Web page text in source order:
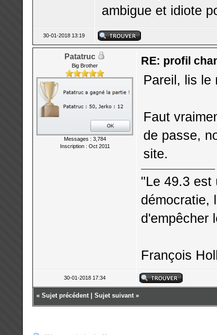
ambigue et idiote
30-01-2018 13:19
Patatruc
Big Brother
Messages : 3,784
Inscription : Oct 2011
RE: profil
Pareil, lis le
Faut
de passe,
site.
"Le 49.3 est
démocratie,
d'empêcher
François
30-01-2018 17:34
« Sujet précédent| Sujet suivant»